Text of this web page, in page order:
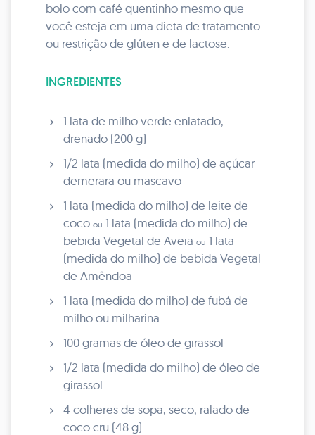
bolo com café quentinho mesmo que
você esteja em uma dieta de tratamento
ou restrição de glúten e de lactose.
INGREDIENTES
1 lata de milho verde enlatado,
drenado (200 g)
1/2 lata (medida do milho) de açúcar
demerara ou mascavo
1 lata (medida do milho) de leite de
coco ou 1 lata (medida do milho) de
bebida Vegetal de Aveia ou 1 lata
(medida do milho) de bebida Vegetal
de Amêndoa
1 lata (medida do milho) de fubá de
milho ou milharina
100 gramas de óleo de girassol
1/2 lata (medida do milho) de óleo de
girassol
4 colheres de sopa, seco, ralado de
coco cru (48 g)